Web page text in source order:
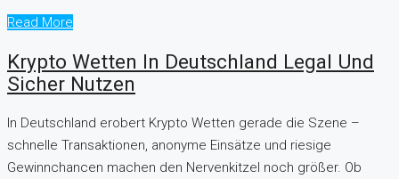
Read More
Krypto Wetten In Deutschland Legal Und
Sicher Nutzen
In Deutschland erobert Krypto Wetten gerade die Szene –
schnelle Transaktionen, anonyme Einsätze und riesige
Gewinnchancen machen den Nervenkitzel noch größer. Ob